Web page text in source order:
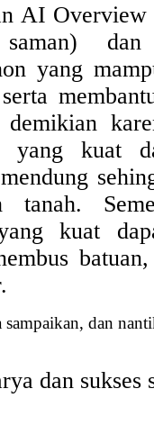
AI
yang
yang kuat
tanah.
kuat
dan
dan sukses